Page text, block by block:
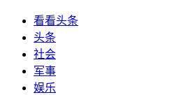
看看头条
头条
社会
军事
娱乐